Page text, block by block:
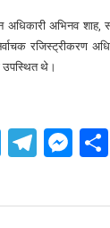
अधिकारी अभिनव शाह,
रजिस्ट्रीकरण
उपस्थित थे।
Twitter